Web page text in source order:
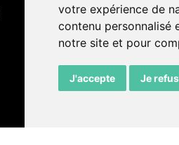
votre expérience de
contenu personnalisé
notre site et pour
J'accepte Je